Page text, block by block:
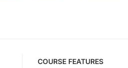
COURSE FEATURES